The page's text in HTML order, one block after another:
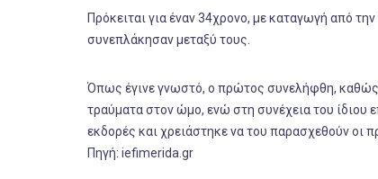
Πρόκειται για έναν 34χρονο, με καταγωγή από
συνεπλάκησαν μεταξύ τους.
Όπως έγινε γνωστό, ο πρώτος συνελήφθη, καθώς
τραύματα στον ώμο, ενώ στη συνέχεια του
εκδορές και χρειάστηκε να του παρασχεθούν οι
Πηγή: iefimerida.gr